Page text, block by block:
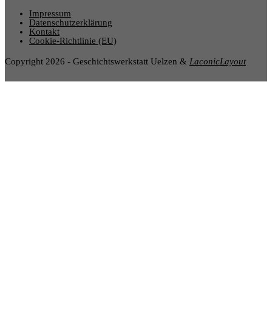
Impressum
Datenschutzerklärung
Kontakt
Cookie-Richtlinie (EU)
Copyright 2026 - Geschichtswerkstatt Uelzen & LaconicLayout